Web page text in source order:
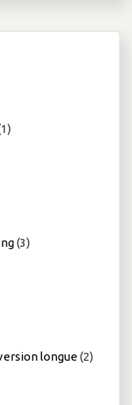
(3)
longue(2)